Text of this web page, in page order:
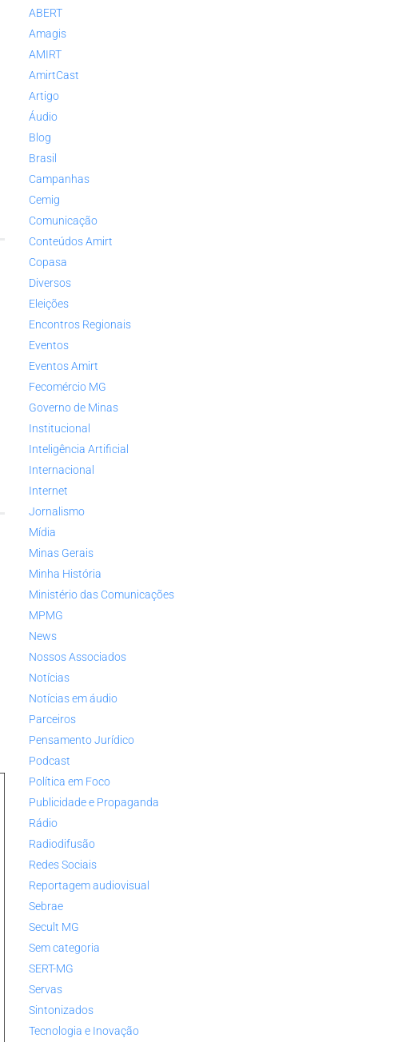
ABERT
Amagis
AMIRT
AmirtCast
Artigo
Áudio
Blog
Brasil
Campanhas
Cemig
Comunicação
Conteúdos Amirt
Copasa
Diversos
Eleições
Encontros Regionais
Eventos
Eventos Amirt
Fecomércio MG
Governo de Minas
Institucional
Inteligência Artificial
Internacional
Internet
Jornalismo
Mídia
Minas Gerais
Minha História
Ministério das Comunicações
MPMG
News
Nossos Associados
Notícias
Notícias em áudio
Parceiros
Pensamento Jurídico
Podcast
Política em Foco
Publicidade e Propaganda
Rádio
Radiodifusão
Redes Sociais
Reportagem audiovisual
Sebrae
Secult MG
Sem categoria
SERT-MG
Servas
Sintonizados
Tecnologia e Inovação